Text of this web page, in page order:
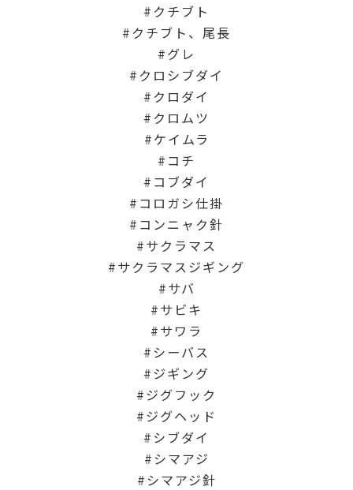
クチブト
クチブト、尾長
グレ
クロシブダイ
クロダイ
クロムツ
ケイムラ
コチ
コブダイ
コロガシ仕掛
コンニャク針
サクラマス
サクラマスジギング
サバ
サビキ
サワラ
シーバス
ジギング
ジグフック
ジグヘッド
シブダイ
シマアジ
シマアジ針